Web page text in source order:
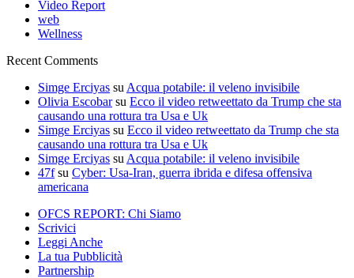
Video Report
web
Wellness
Recent Comments
Simge Erciyas su Acqua potabile: il veleno invisibile
Olivia Escobarsu Ecco il video retweettato da Trump che sta
causando una rottura tra Usa e Uk
Simge Erciyas su Ecco il video retweettato da Trump che sta
causando una rottura tra Usa e Uk
Simge Erciyas su Acqua potabile: il veleno invisibile
47fsu Cyber: Usa-Iran, guerra ibrida e difesa offensiva
americana
OFCS REPORT: Chi Siamo
Scrivici
Leggi Anche
La tua Pubblicità
Partnership